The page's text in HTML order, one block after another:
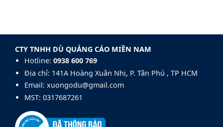
CTY TNHH DÙ QUẢNG CÁO MIỀN NAM
Hotline: 0938 600 769‬
Địa chỉ: 141A Hoàng Xuân Nhị, P. Tân Phú , TP HCM
Email: xuongodu@gmail.com
MST: 0317687261